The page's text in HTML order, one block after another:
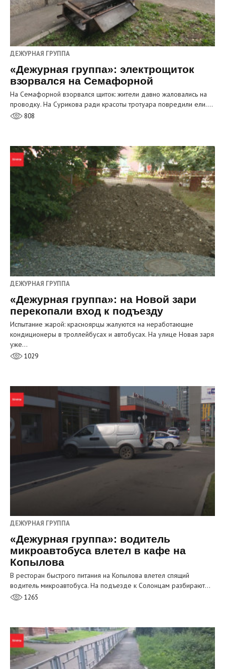
ДЕЖУРНАЯ ГРУППА
«Дежурная группа»: электрощиток
взорвался на Семафорной
На Семафорной взорвался щиток: жители давно жаловались на
проводку. На Сурикова ради красоты тротуара повредили ели.…
808
ДЕЖУРНАЯ ГРУППА
«Дежурная группа»: на Новой зари
перекопали вход к подъезду
Испытание жарой: красноярцы жалуются на неработающие
кондиционеры в троллейбусах и автобусах. На улице Новая заря
уже…
1029
ДЕЖУРНАЯ ГРУППА
«Дежурная группа»: водитель
микроавтобуса влетел в кафе на
Копылова
В ресторан быстрого питания на Копылова влетел спящий
водитель микроавтобуса. На подъезде к Солонцам разбирают…
1265